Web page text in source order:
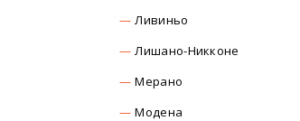
Ливиньо
Лишано-Никконе
Мерано
Модена